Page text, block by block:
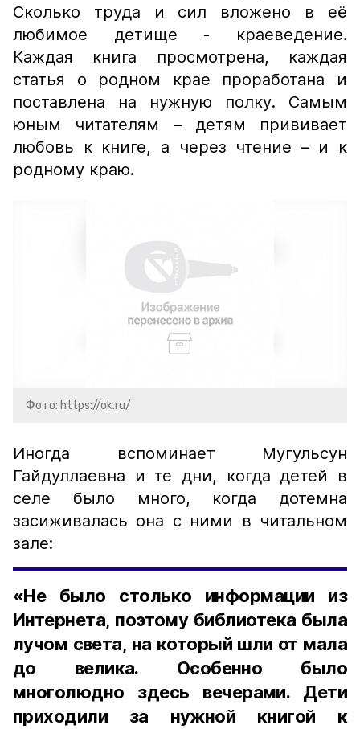
Сколько труда и сил вложено в её
любимое детище - краеведение.
Каждая книга просмотрена, каждая
статья о родном крае проработана и
поставлена на нужную полку. Самым
юным читателям – детям прививает
любовь к книге, а через чтение – и к
родному краю.
Фото: https://ok.ru/
Иногда вспоминает Мугульсун
Гайдуллаевна и те дни, когда детей в
селе было много, когда дотемна
засиживалась она с ними в читальном
зале:
«Не было столько информации из
Интернета, поэтому библиотека была
лучом света, на который шли от мала
до велика. Особенно было
многолюдно здесь вечерами. Дети
приходили за нужной книгой к